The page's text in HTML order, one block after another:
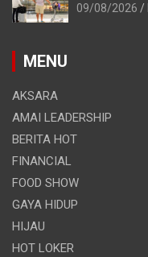
09/08/2026
MENU
AKSARA
AMAI LEADERSHIP
BERITA HOT
FINANCIAL
FOOD SHOW
GAYA HIDUP
HIJAU
HOT LOKER